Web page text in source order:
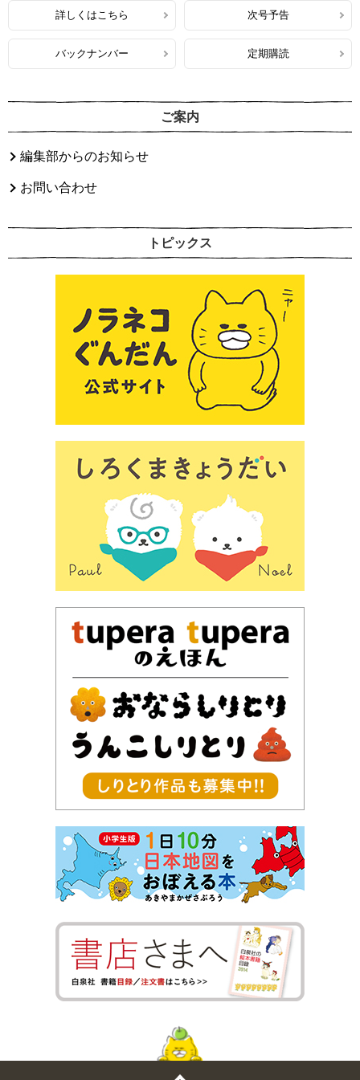
詳しくはこちら 次号予告
バックナンバー 定期購読
ご案内
編集部からのお知らせ
お問い合わせ
トピックス